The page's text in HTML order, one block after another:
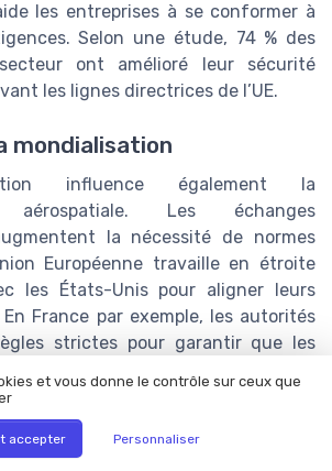
les entreprises à se conformer à
Selon une étude, 74 % des
ont amélioré leur sécurité
les lignes directrices de l’UE.
mondialisation
influence également la
aérospatiale. Les échanges
la nécessité de normes
Européenne travaille en étroite
les États-Unis pour aligner leurs
France par exemple, les autorités
strictes pour garantir que les
avec d'autres pays membres.
et vous donne le contrôle sur ceux que
accepter Personnaliser